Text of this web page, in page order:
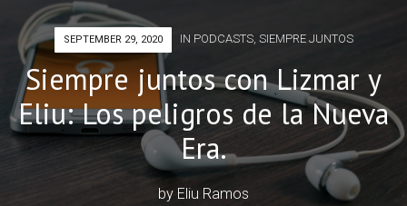
SEPTEMBER 29, 2020 IN PODCASTS, SIEMPRE JUNTOS
Siempre juntos con Lizmar y
Eliu: Los peligros de la Nueva
Era.
by Eliu Ramos